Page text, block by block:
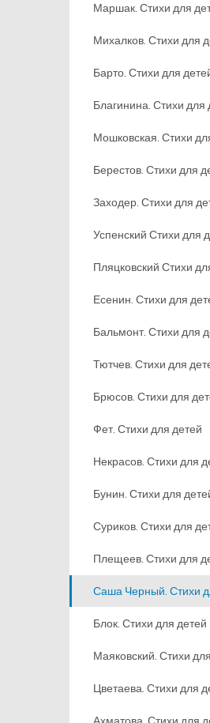
Маршак. Стихи для
Михалков. Стихи для
Барто. Стихи для
Благинина. Стихи для
Мошковская. Стихи
Берестов. Стихи для
Заходер. Стихи для
Успенский Стихи для
Пляцковский Стихи
Есенин. Стихи для
Бальмонт. Стихи для
Тютчев. Стихи для
Брюсов. Стихи для
Фет. Стихи для детей
Некрасов. Стихи для
Бунин. Стихи для
Суриков. Стихи для
Плещеев. Стихи для
Саша Черный. Стихи
Блок. Стихи для детей
Маяковский. Стихи
Цветаева. Стихи для
Ахматова. Стихи для